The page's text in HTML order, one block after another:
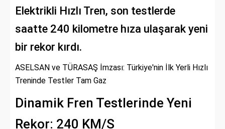
Elektrikli Hızlı Tren, son testlerde
saatte 240 kilometre hıza ulaşarak yeni
bir rekor kırdı.
ASELSAN ve TÜRASAŞ İmzası: Türkiye'nin İlk Yerli Hızlı
Treninde Testler Tam Gaz
Dinamik Fren Testlerinde Yeni
Rekor: 240 KM/S